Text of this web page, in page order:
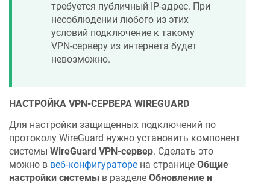
требуется публичный IP-адрес. При
несоблюдении любого из этих
условий подключение к такому
VPN-серверу из интернета будет
невозможно.
НАСТРОЙКА VPN-СЕРВЕРА WIREGUARD
Для настройки защищенных подключений по
протоколу WireGuard нужно установить компонент
системы WireGuard VPN-сервер. Сделать это
можно в веб-конфигураторе на странице Общие
настройки системы в разделе Обновление и